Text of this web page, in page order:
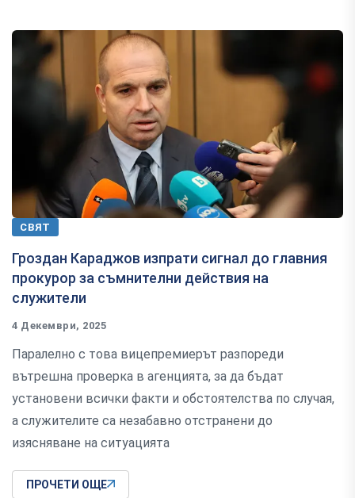
СВЯТ
Гроздан Караджов изпрати сигнал до главния
прокурор за съмнителни действия на
служители
4 Декември, 2025
Паралелно с това вицепремиерът разпореди
вътрешна проверка в агенцията, за да бъдат
установени всички факти и обстоятелства по случая,
а служителите са незабавно отстранени до
изясняване на ситуацията
ПРОЧЕТИ ОЩЕ